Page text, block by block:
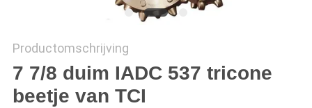
Productomschrijving
7 7/8 duim IADC 537 tricone
beetje van TCI